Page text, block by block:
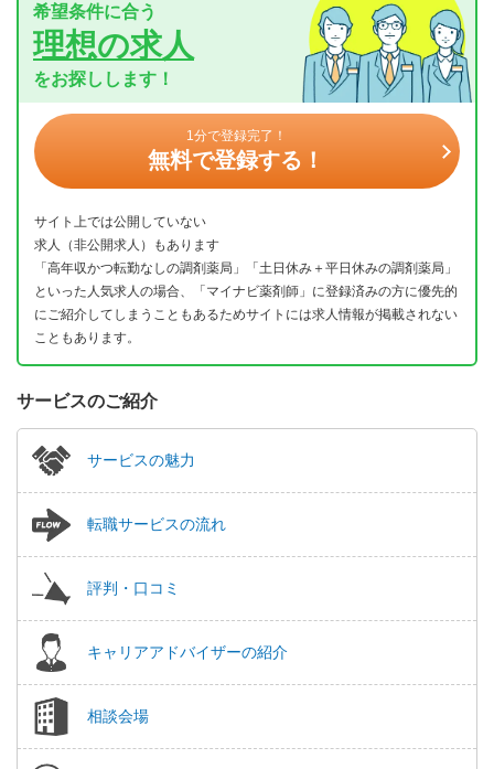
希望条件に合う
理想の求人
をお探しします！
1分で登録完了！
無料で登録する！
サイト上では公開していない
求人（非公開求人）もあります
「高年収かつ転勤なしの調剤薬局」「土日休み＋平日休みの調剤薬局」
といった人気求人の場合、「マイナビ薬剤師」に登録済みの方に優先的
にご紹介してしまうこともあるためサイトには求人情報が掲載されない
こともあります。
サービスのご紹介
サービスの魅力
転職サービスの流れ
評判・口コミ
キャリアアドバイザーの紹介
相談会場